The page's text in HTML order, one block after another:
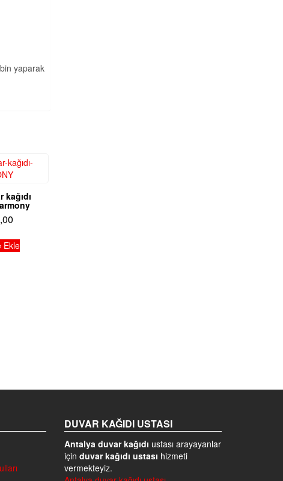
yaparak
Ekle
DUVAR KAĞIDI USTASI
Antalya duvar kağıdı ustası arayayanlar
için duvar kağıdı ustası hizmeti
vermekteyiz.